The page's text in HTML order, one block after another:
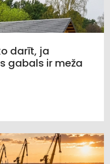
darīt, ja
gabals ir meža